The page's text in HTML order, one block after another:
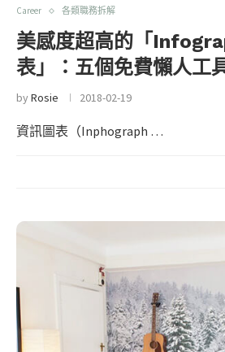
Career 各類職務拆解
美感度超高的「
表」：五個免費懶人工
byRosie 2018-02-19
資訊圖表（Inphograph …